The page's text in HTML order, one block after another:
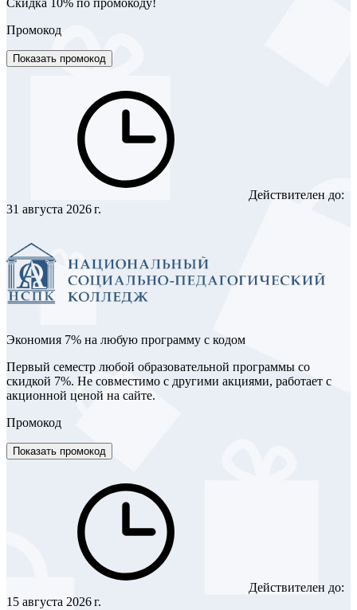
Скидка 10% по промокоду!
Промокод
Показать промокод
Действителен до:
31 августа 2026 г.
Экономия 7% на любую программу с кодом
Первый семестр любой образовательной программы со
скидкой 7%. Не совместимо с другими акциями, работает с
акционной ценой на сайте.
Промокод
Показать промокод
Действителен до:
15 августа 2026 г.